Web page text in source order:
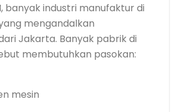
banyak industri manufaktur di
mengandalkan
Jakarta. Banyak pabrik di
membutuhkan pasokan:
mesin